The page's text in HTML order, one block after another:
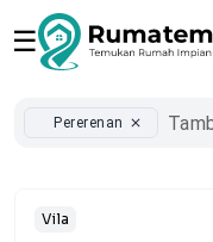
☰
Pererenan close
Vila